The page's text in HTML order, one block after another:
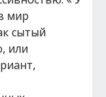
мир
сытый
или